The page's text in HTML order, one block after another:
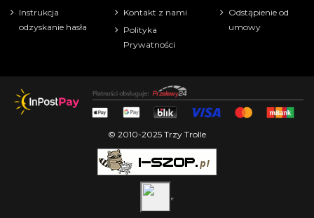
Instrukcja
odzyskanie hasła
Kontakt z nami
Polityka
Prywatności
Odstąpienie od
umowy
© 2010-2025 Trzy Trolle